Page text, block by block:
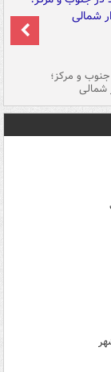
و مرکز؛
شمالی